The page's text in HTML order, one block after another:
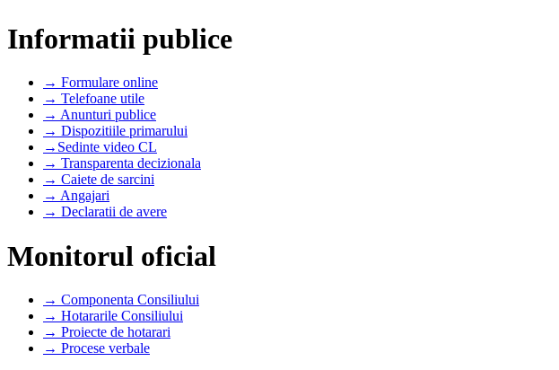
Informatii publice
→ Formulare online
→ Telefoane utile
→ Anunturi publice
→ Dispozitiile primarului
→Sedinte video CL
→ Transparenta decizionala
→ Caiete de sarcini
→ Angajari
→ Declaratii de avere
Monitorul oficial
→ Componenta Consiliului
→ Hotararile Consiliului
→ Proiecte de hotarari
→ Procese verbale